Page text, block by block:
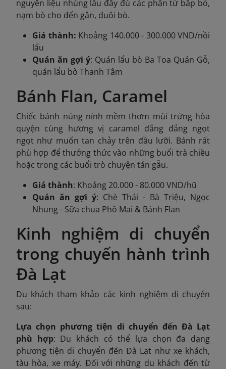
nguyên liệu nhúng lẩu đầy đủ các phần từ bắp bò,
nạm bò cho đến gân, đuôi bò.
Giá thành: Khoảng 140.000 - 300.000 VND/nồi
lẩu
Quán ăn gợi ý: Quán lẩu bò Ba Toa Quán Gỗ,
quán lẩu bò Thanh Tâm
Bánh Flan, Caramel
Chiếc bánh núng nính mềm thơm mùi trứng hòa
quyện cùng hương vị caramel đắng đắng ngọt
ngọt như muốn tan chảy trên đầu lưỡi. Bánh rất
phù hợp để thưởng thức vào những buổi trà chiều
hoặc trong các buổi trò chuyện tán gẫu.
Giá thành: Khoảng 20.000 - 80.000 VND/hũ
Quán ăn gợi ý: Chè Thái - Bà Triệu, Ngọc
Nhung - Sữa chua Phô Mai & Bánh Flan
Kinh nghiệm di chuyển
trong chuyến hành trình
Đà Lạt
Du khách tham khảo các kinh nghiệm di chuyển
sau:
Lựa chọn phương tiện di chuyển đến Đà Lạt
phù hợp: Du khách có thể lựa chọn đa dạng
phương tiện di chuyển đến Đà Lạt như xe khách,
tàu hòa, xe máy. Đối với những du khách đến từ